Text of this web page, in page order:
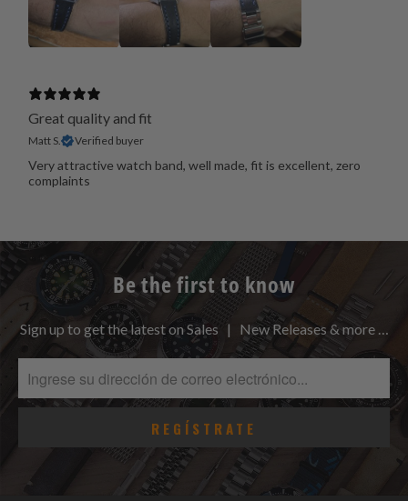
Great quality and fit
Matt S. Verified buyer
Very attractive watch band, well made, fit is excellent, zero
complaints
Be the first to know
Sign up to get the latest on Sales | New Releases & more …